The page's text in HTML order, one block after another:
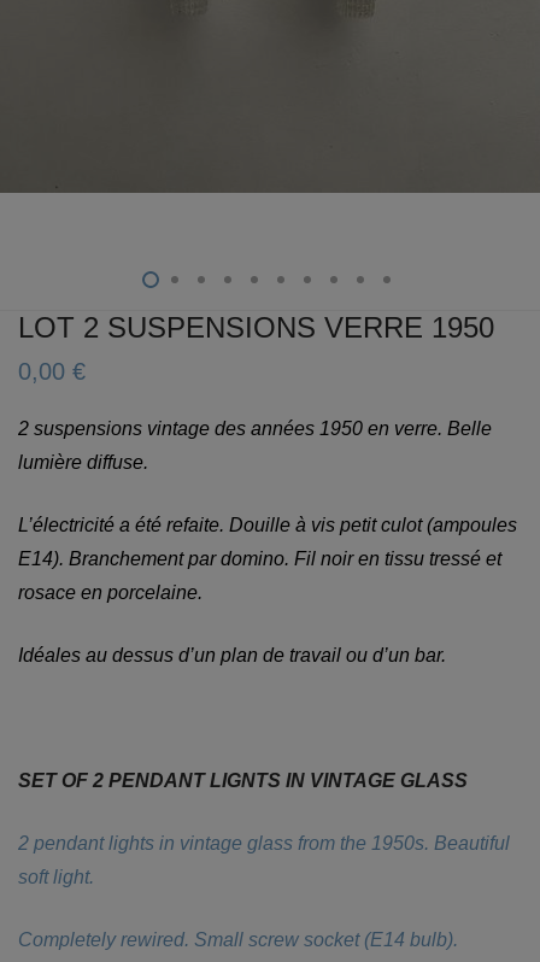
LOT 2 SUSPENSIONS VERRE 1950
0,00 €
2 suspensions vintage des années 1950 en verre. Belle
lumière diffuse.
L’électricité a été refaite. Douille à vis petit culot (ampoules
E14). Branchement par domino. Fil noir en tissu tressé et
rosace en porcelaine.
Idéales au dessus d’un plan de travail ou d’un bar.
SET OF 2 PENDANT LIGNTS IN VINTAGE GLASS
2 pendant lights in vintage glass from the 1950s. Beautiful
soft light.
Completely rewired. Small screw socket (E14 bulb).